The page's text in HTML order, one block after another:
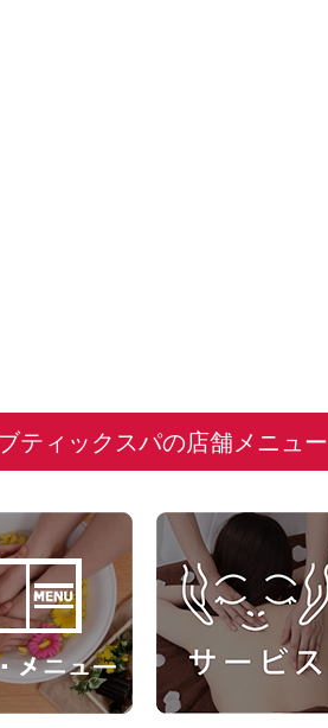
ティックスパの店舗メニュー